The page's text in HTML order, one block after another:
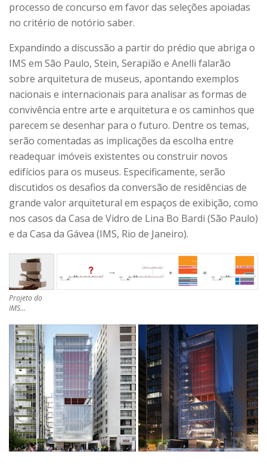
processo de concurso em favor das seleções apoiadas
no critério de notório saber.
Expandindo a discussão a partir do prédio que abriga o
IMS em São Paulo, Stein, Serapião e Anelli falarão
sobre arquitetura de museus, apontando exemplos
nacionais e internacionais para analisar as formas de
convivência entre arte e arquitetura e os caminhos que
parecem se desenhar para o futuro. Dentre os temas,
serão comentadas as implicações da escolha entre
readequar imóveis existentes ou construir novos
edifícios para os museus. Especificamente, serão
discutidos os desafios da conversão de residências de
grande valor arquitetural em espaços de exibição, como
nos casos da Casa de Vidro de Lina Bo Bardi (São Paulo)
e da Casa da Gávea (IMS, Rio de Janeiro).
Projeto do
IMS…